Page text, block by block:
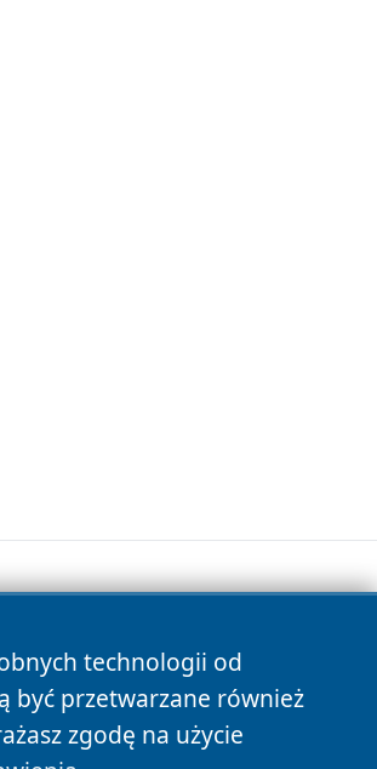
technologii od
być przetwarzane również
zgodę na użycie